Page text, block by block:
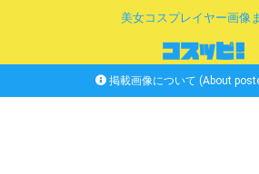
美女コスプレイヤー画像
掲載画像について (About